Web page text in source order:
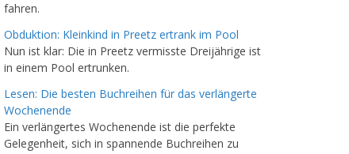
fahren.
Obduktion: Kleinkind in Preetz ertrank im Pool
Nun ist klar: Die in Preetz vermisste Dreijährige ist
in einem Pool ertrunken.
Lesen: Die besten Buchreihen für das verlängerte
Wochenende
Ein verlängertes Wochenende ist die perfekte
Gelegenheit, sich in spannende Buchreihen zu